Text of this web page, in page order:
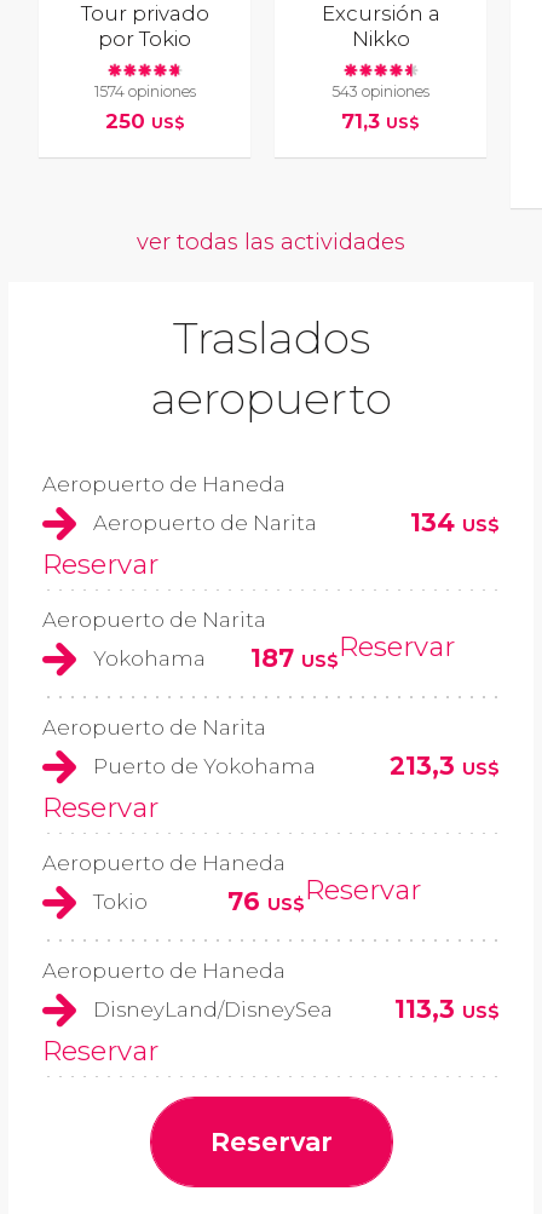
Tour privado
por Tokio
1574 opiniones
250 US$
Excursión a
Nikko
543 opiniones
71,3 US$
ver todas las actividades
Traslados
aeropuerto
Aeropuerto de Haneda
Aeropuerto de Narita
134 US$
Reservar
Aeropuerto de Narita
Yokohama
187 US$Reservar
Aeropuerto de Narita
Puerto de Yokohama
213,3 US$
Reservar
Aeropuerto de Haneda
Tokio
76 US$Reservar
Aeropuerto de Haneda
DisneyLand/DisneySea
113,3 US$
Reservar
Reservar